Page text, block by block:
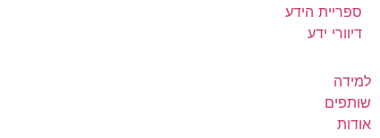
ספריית הידע
דיוורי ידע
למידה
שותפים
אודות